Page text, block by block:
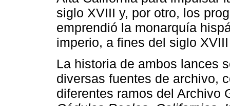
siglo XVIII y, por otro, los
emprendió la monarquía
imperio, a fines del siglo
La historia de ambos lances
diversas fuentes de archivo,
diferentes ramos del Archivo